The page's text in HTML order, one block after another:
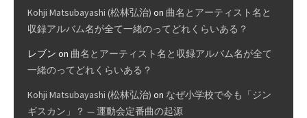
Kohji Matsubayashi (松林弘治) on 曲名とアーティスト名と
収録アルバム名が全て一緒のってどれくらいある？
レブン on 曲名とアーティスト名と収録アルバム名が全て
一緒のってどれくらいある？
Kohji Matsubayashi (松林弘治) on なぜ小学校で今も「ジン
ギスカン」？ — 運動会定番曲の起源